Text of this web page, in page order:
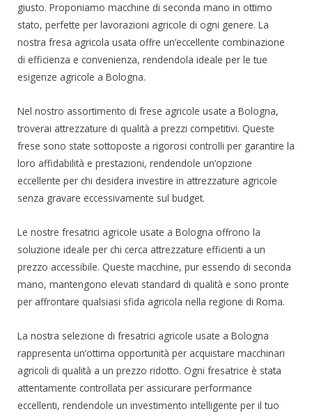
giusto. Proponiamo macchine di seconda mano in ottimo
stato, perfette per lavorazioni agricole di ogni genere. La
nostra fresa agricola usata offre un’eccellente combinazione
di efficienza e convenienza, rendendola ideale per le tue
esigenze agricole a Bologna.
Nel nostro assortimento di frese agricole usate a Bologna,
troverai attrezzature di qualità a prezzi competitivi. Queste
frese sono state sottoposte a rigorosi controlli per garantire la
loro affidabilità e prestazioni, rendendole un’opzione
eccellente per chi desidera investire in attrezzature agricole
senza gravare eccessivamente sul budget.
Le nostre fresatrici agricole usate a Bologna offrono la
soluzione ideale per chi cerca attrezzature efficienti a un
prezzo accessibile. Queste macchine, pur essendo di seconda
mano, mantengono elevati standard di qualità e sono pronte
per affrontare qualsiasi sfida agricola nella regione di Roma.
La nostra selezione di fresatrici agricole usate a Bologna
rappresenta un’ottima opportunità per acquistare macchinari
agricoli di qualità a un prezzo ridotto. Ogni fresatrice è stata
attentamente controllata per assicurare performance
eccellenti, rendendole un investimento intelligente per il tuo